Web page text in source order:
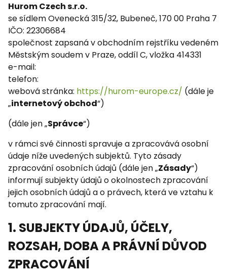
Hurom Czech s.r.o.
se sídlem Ovenecká 315/32, Bubeneč, 170 00 Praha 7
IČO: 22306684
společnost zapsaná v obchodním rejstříku vedeném
Městským soudem v Praze, oddíl C, vložka 414331
e-mail:
telefon:
webová stránka: https://hurom-europe.cz/ (dále je
„internetový obchod“)
(dále jen „Správce“)
v rámci své činnosti spravuje a zpracovává osobní
údaje níže uvedených subjektů. Tyto zásady
zpracování osobních údajů (dále jen „Zásady“)
informují subjekty údajů o okolnostech zpracování
jejich osobních údajů a o právech, která ve vztahu k
tomuto zpracování mají.
1. SUBJEKTY ÚDAJŮ, ÚČELY,
ROZSAH, DOBA A PRÁVNÍ DŮVOD
ZPRACOVÁNÍ